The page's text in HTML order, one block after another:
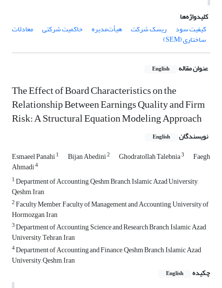
کلیدواژه‌ها
کیفیت سود
ریسک شرکت هیأت‌مدیره حاکمیت شرکتی معادلات
ساختاری (SEM)
عنوان مقاله English
The Effect of Board Characteristics on the
Relationship Between Earnings Quality and Firm
Risk: A Structural Equation Modeling Approach
نویسندگان English
Esmaeel Panahi1 Bijan Abedini2 Ghodratollah Talebnia3 Faegh
Ahmadi4
1Department of Accounting, Qeshm Branch, Islamic Azad University,
Qeshm, Iran
2Faculty Member, Faculty of Management and Accounting, University of
Hormozgan, Iran
3Department of Accounting, Science and Research Branch, Islamic Azad
University, Tehran, Iran
4Department of Accounting and Finance, Qeshm Branch, Islamic Azad
University, Qeshm, Iran
چکیده
English